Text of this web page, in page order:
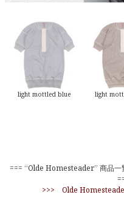
light mottled blue light
=== “Olde Homesteader” 商品一
>>> Olde Homesteader